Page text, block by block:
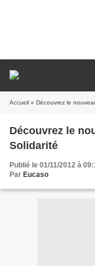
Accueil » Découvrez le
Découvrez le
Solidarité
Publié le 01/11/2012 à
Par Eucaso